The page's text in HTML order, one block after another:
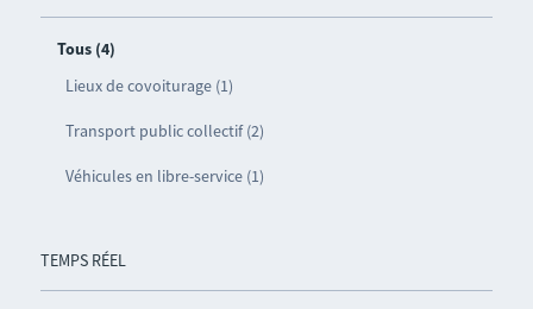
Tous (4)
Lieux de covoiturage (1)
Transport public collectif (2)
Véhicules en libre-service (1)
TEMPS RÉEL